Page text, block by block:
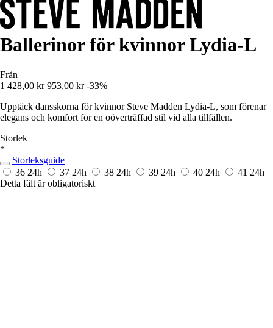
Ballerinor för kvinnor Lydia-L
Från
1 428,00 kr 953,00 kr -33%
Upptäck dansskorna för kvinnor Steve Madden Lydia-L, som förenar
elegans och komfort för en oöverträffad stil vid alla tillfällen.
Storlek
*
Storleksguide
36 24h 37 24h 38 24h 39 24h 40 24h 41 24h
Detta fält är obligatoriskt